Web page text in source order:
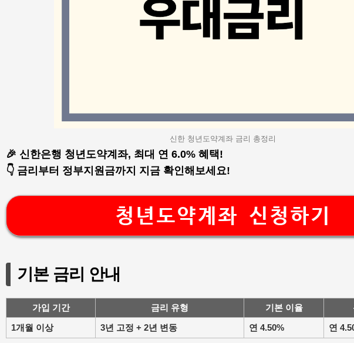
신한 청년도약계좌 금리 총정리
🎉 신한은행 청년도약계좌, 최대 연 6.0% 혜택!
👇 금리부터 정부지원금까지 지금 확인해보세요!
청년도약계좌 신청하기
기본 금리 안내
가입 기간 금리 유형 기본 이율
1개월 이상
3년 고정 + 2년 변동 연 4.50% 연